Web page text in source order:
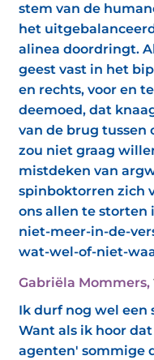
stem van de
het
alinea doordringt.
geest vast in het
en rechts, voor en
deemoed, dat
van de brug tussen
zou niet graag
mistdeken van
spinboktorren zich
ons allen te storten
niet-meer-in-de-
wat-wel-of-niet-
Gabriëla Mommers,
Ik durf nog wel een
Want als ik hoor
agenten' sommige